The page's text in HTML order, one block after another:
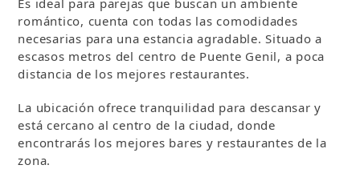
romántico, cuenta con todas las comodidades
necesarias para una estancia agradable. Situado a
escasos metros del centro de Puente Genil, a poca
distancia de los mejores restaurantes.
La ubicación ofrece tranquilidad para descansar y
está cercano al centro de la ciudad, donde
encontrarás los mejores bares y restaurantes de la
zona.